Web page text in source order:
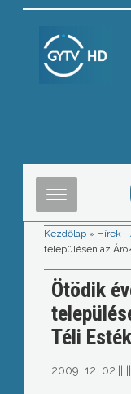
Kezdőlap » Hírek -
településen az
Ötödik
Téli
2009. 12. 02.